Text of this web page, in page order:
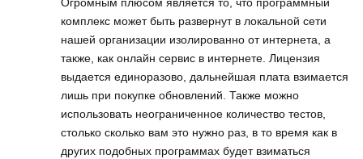
Огромным плюсом является то, что программный
комплекс может быть развернут в локальной сети
нашей организации изолированно от интернета, а
также, как онлайн сервис в интернете. Лицензия
выдается единоразово, дальнейшая плата взимается
лишь при покупке обновлений. Также можно
использовать неограниченное количество тестов,
столько сколько вам это нужно раз, в то время как в
других подобных программах будет взиматься